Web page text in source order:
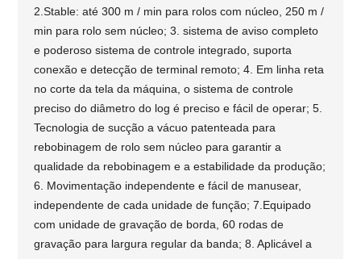
2.Stable: até 300 m / min para rolos com núcleo, 250 m /
min para rolo sem núcleo; 3. sistema de aviso completo
e poderoso sistema de controle integrado, suporta
conexão e detecção de terminal remoto; 4. Em linha reta
no corte da tela da máquina, o sistema de controle
preciso do diâmetro do log é preciso e fácil de operar; 5.
Tecnologia de sucção a vácuo patenteada para
rebobinagem de rolo sem núcleo para garantir a
qualidade da rebobinagem e a estabilidade da produção;
6. Movimentação independente e fácil de manusear,
independente de cada unidade de função; 7.Equipado
com unidade de gravação de borda, 60 rodas de
gravação para largura regular da banda; 8. Aplicável a